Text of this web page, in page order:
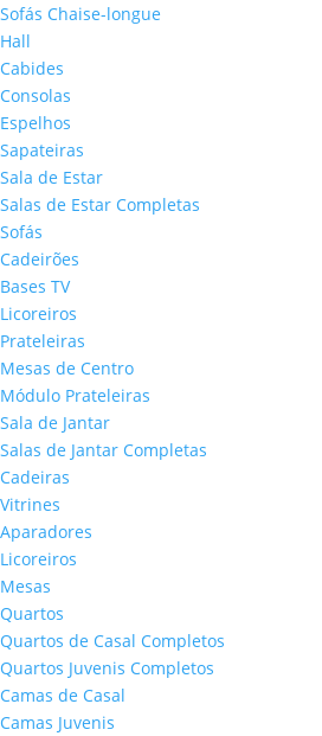
Sofás Chaise-longue
Hall
Cabides
Consolas
Espelhos
Sapateiras
Sala de Estar
Salas de Estar Completas
Sofás
Cadeirões
Bases TV
Licoreiros
Prateleiras
Mesas de Centro
Módulo Prateleiras
Sala de Jantar
Salas de Jantar Completas
Cadeiras
Vitrines
Aparadores
Licoreiros
Mesas
Quartos
Quartos de Casal Completos
Quartos Juvenis Completos
Camas de Casal
Camas Juvenis